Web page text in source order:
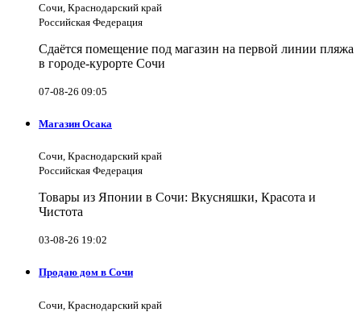
Сочи, Краснодарский край
Российская Федерация
Сдаётся помещение под магазин на первой линии пляжа
в городе-курорте Сочи
07-08-26 09:05
Магазин Осака
Сочи, Краснодарский край
Российская Федерация
Товары из Японии в Сочи: Вкусняшки, Красота и
Чистота
03-08-26 19:02
Продаю дом в Сочи
Сочи, Краснодарский край